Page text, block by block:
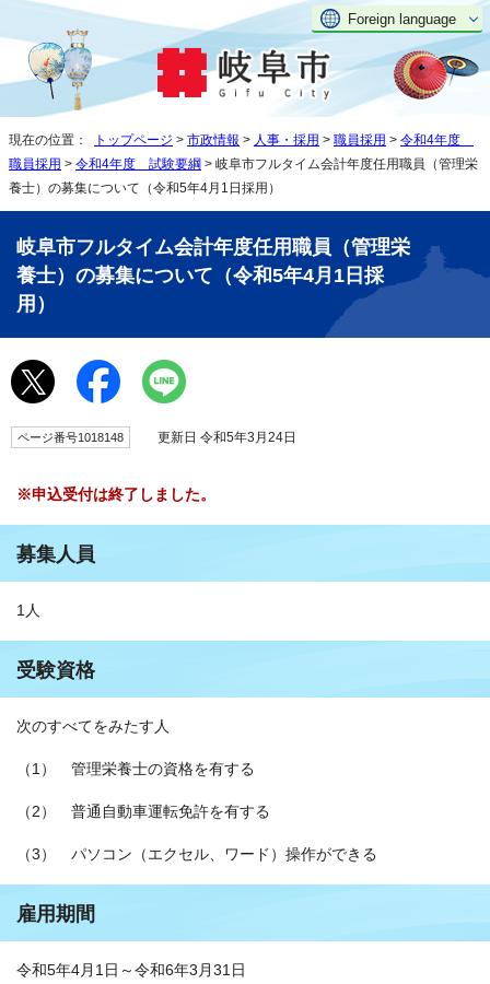
Foreign language
現在の位置： トップページ > 市政情報 > 人事・採用 > 職員採用 > 令和4年度
職員採用 > 令和4年度 試験要綱 > 岐阜市フルタイム会計年度任用職員（管理栄
養士）の募集について（令和5年4月1日採用）
岐阜市フルタイム会計年度任用職員（管理栄
養士）の募集について（令和5年4月1日採
用）
ページ番号1018148 更新日 令和5年3月24日
※申込受付は終了しました。
募集人員
1人
受験資格
次のすべてをみたす人
（1） 管理栄養士の資格を有する
（2） 普通自動車運転免許を有する
（3） パソコン（エクセル、ワード）操作ができる
雇用期間
令和5年4月1日～令和6年3月31日